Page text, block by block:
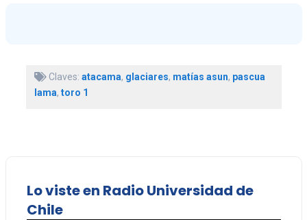
Claves: atacama, glaciares, matías asun, pascua
lama, toro 1
Lo viste en Radio Universidad de
Chile